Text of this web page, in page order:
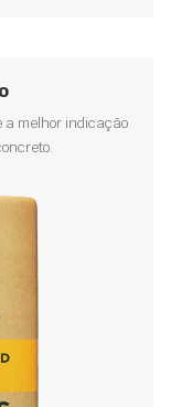
a melhor indicação